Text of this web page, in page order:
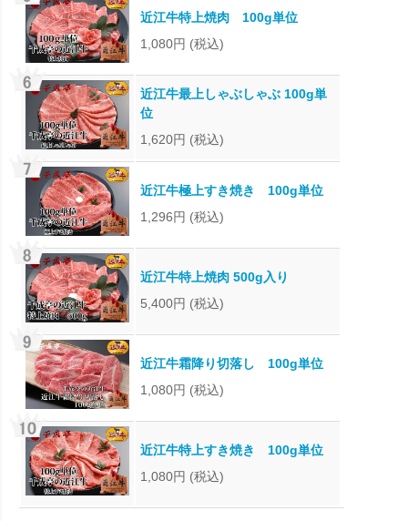
近江牛特上焼肉 100g単位
1,080円 (税込)
近江牛最上しゃぶしゃぶ 100g単
位
1,620円 (税込)
近江牛極上すき焼き 100g単位
1,296円 (税込)
近江牛特上焼肉 500g入り
5,400円 (税込)
近江牛霜降り切落し 100g単位
1,080円 (税込)
近江牛特上すき焼き 100g単位
1,080円 (税込)